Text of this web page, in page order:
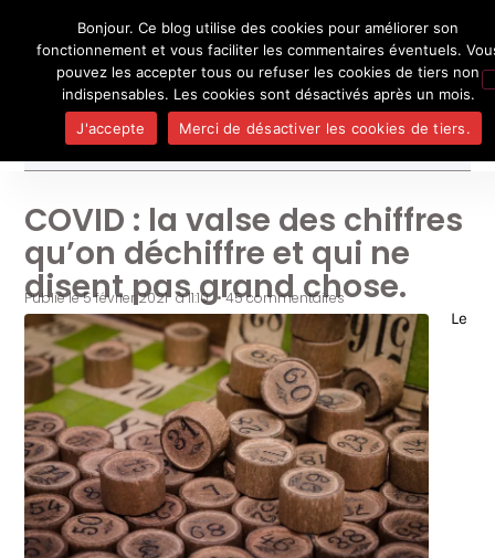
UN BLOG DESEL
Je pense, donc je ne suis personne
Médias
COVID : la valse des chiffres
qu’on déchiffre et qui ne
disent pas grand chose.
Publié le5 février 2021 à11:10 •45 commentaires
Le
Bonjour. Ce blog utilise des cookies pour améliorer son
fonctionnement et vous faciliter les commentaires éventuels.
pouvez les accepter tous ou refuser les cookies de tiers non
indispensables. Les cookies sont désactivés après un mois.
J'accepte
Merci de désactiver les cookies de tiers.